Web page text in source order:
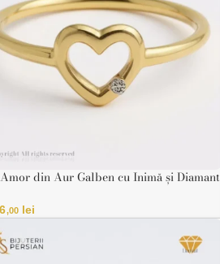
din Aur Galben cu Inimă și Diamant
,00lei